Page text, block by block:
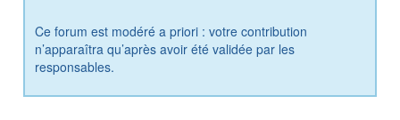
Ce forum est modéré a priori : votre contribution
n’apparaîtra qu’après avoir été validée par les
responsables.